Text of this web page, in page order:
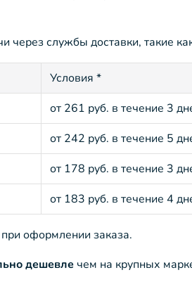
через службы доставки, такие
Условия *
от 261 руб. в течение 3
от 242 руб. в течение 5
от 178 руб. в течение 3
от 183 руб. в течение 4
оформлении заказа.
дешевле чем на крупных